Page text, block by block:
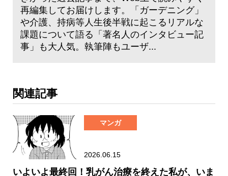
再編集してお届けします。「ガーデニング」
や介護、持病等人生後半戦に起こるリアルな
課題について語る「著名人のインタビュー記
事」も大人気。執筆陣もユーザ...
関連記事
マンガ
2026.06.15
いよいよ最終回！乳がん治療を終えた私が、いま